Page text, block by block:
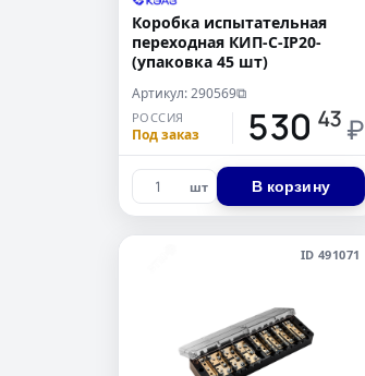
Коробка испытательная
переходная КИП-С-IP20-
(упаковка 45 шт)
Артикул: 290569⧉
РОССИЯ
Под заказ 530 43 ₽
шт В корзину
ID 491071